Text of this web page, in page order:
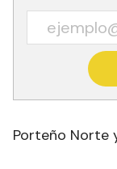
Porteño Norte